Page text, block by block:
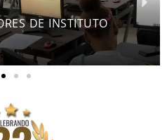
DE INSTITUTO